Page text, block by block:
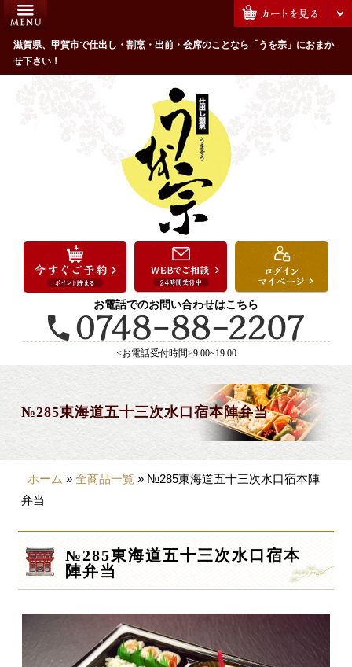
滋賀県、甲賀市で仕出し・割烹・出前・会席のことなら「うを宗」におまか
せ下さい！
お電話でのお問い合わせはこちら
<お電話受付時間>9:00~19:00
№285東海道五十三次水口宿本陣弁当
HOME
うを宗のこだわり
配達エリア・注文方法
お祝い・ハレの日
法事・法要
接待・おもてなし
会議・セミナー弁当
製薬会社様向け
観光・行楽
パーティデリバリー
~999円
2,000~2,999円
3,000~3999円
ホーム »全商品一覧 » №285東海道五十三次水口宿本陣
弁当
№285東海道五十三次水口宿本
陣弁当